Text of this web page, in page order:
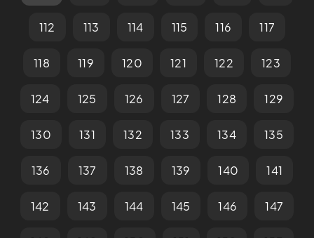
112 113 114 115 116 117
118 119 120 121 122 123
124 125 126 127 128 129
130 131 132 133 134 135
136 137 138 139 140 141
142 143 144 145 146 147